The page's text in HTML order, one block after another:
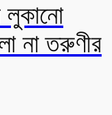
লুকানো
না তরুণীর